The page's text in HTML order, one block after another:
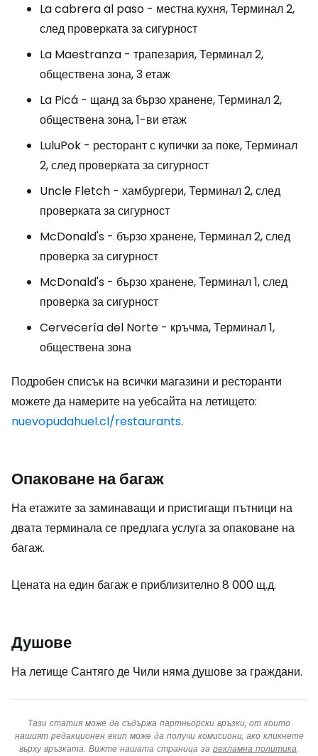
La cabrera al paso - местна кухня, Терминал 2,
след проверката за сигурност
La Maestranza - трапезария, Терминал 2,
обществена зона, 3 етаж
La Picá - щанд за бързо хранене, Терминал 2,
обществена зона, 1-ви етаж
LuluPok - ресторант с купички за поке, Терминал
2, след проверката за сигурност
Uncle Fletch - хамбургери, Терминал 2, след
проверката за сигурност
McDonald's - бързо хранене, Терминал 2, след
проверка за сигурност
McDonald's - бързо хранене, Терминал 1, след
проверка за сигурност
Cervecería del Norte - кръчма, Терминал 1,
обществена зона
Подробен списък на всички магазини и ресторанти
можете да намерите на уебсайта на летището:
nuevopudahuel.cl/restaurants.
Опаковане на багаж
На етажите за заминаващи и пристигащи пътници на
двата терминала се предлага услуга за опаковане на
багаж.
Цената на един багаж е приблизително 8 000 щ.д.
Душове
На летище Сантяго де Чили няма душове за граждани.
Тази статия може да съдържа партньорски връзки, от които
нашият редакционен екип може да получи комисиони, ако кликнете
върху връзката. Вижте нашата страница за рекламна политика.